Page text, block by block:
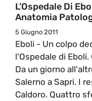
L’Ospedale Di
Anatomia
5 Giugno 2011
Eboli - Un colpo
l'Ospedale di
Da un giorno
Salerno a Sapri. I
Caldoro. Quattro